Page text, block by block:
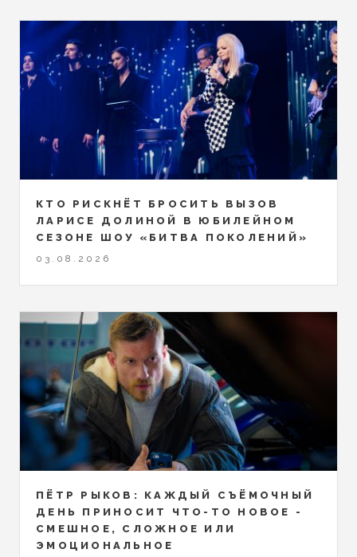
КТО РИСКНЁТ БРОСИТЬ ВЫЗОВ
ЛАРИСЕ ДОЛИНОЙ В ЮБИЛЕЙНОМ
СЕЗОНЕ ШОУ «БИТВА ПОКОЛЕНИЙ»
03.08.2026
ПЁТР РЫКОВ: КАЖДЫЙ СЪЁМОЧНЫЙ
ДЕНЬ ПРИНОСИТ ЧТО-ТО НОВОЕ -
СМЕШНОЕ, СЛОЖНОЕ ИЛИ
ЭМОЦИОНАЛЬНОЕ